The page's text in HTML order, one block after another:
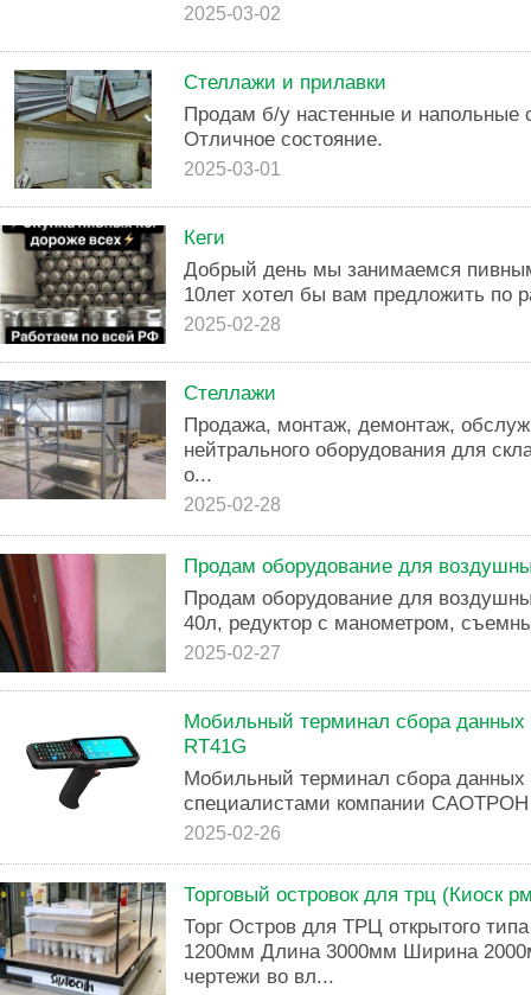
2025-03-02
Стеллажи и прилавки
Продам б/у настенные и напольные
Отличное состояние.
2025-03-01
Кеги
Добрый день мы занимаемся
10лет хотел бы вам предложить по
2025-02-28
Стеллажи
Продажа, монтаж, демонтаж,
нейтрального оборудования для
о...
2025-02-28
Продам оборудование для
Продам оборудование для
40л, редуктор с манометром,
2025-02-27
Мобильный терминал сбора данных
RT41G
Мобильный терминал сбора данных
специалистами компании
2025-02-26
Торговый островок для трц (Киоск
Торг Остров для ТРЦ открытого
1200мм Длина 3000мм Ширина
чертежи во вл...